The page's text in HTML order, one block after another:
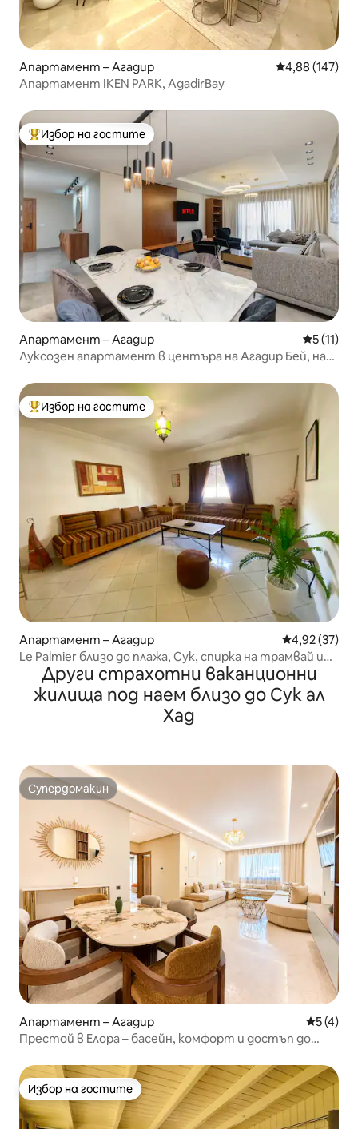
Апартамент – Агадир Средна
4,88 (147)
Апартамент IKEN PARK, AgadirBay
Най-популярен избор на гостите
Избор на гостите
Апартамент – Агадир Средна
5 (11)
Луксозен апартамент в центъра на Агадир Бей, на
Най-популярен избор на гостите
Избор на гостите
Апартамент – Агадир Средна
4,92 (37)
Le Palmier близо до плажа, Сук, спирка на трамвай и
автобус.
Други страхотни ваканционни
жилища под наем близо до Сук ал
Хад
Супердомакин
Супердомакин
Апартамент – Агадир Средна
5 (4)
Престой в Елора – басейн, комфорт и достъп до
Избор на гостите
Избор на гостите